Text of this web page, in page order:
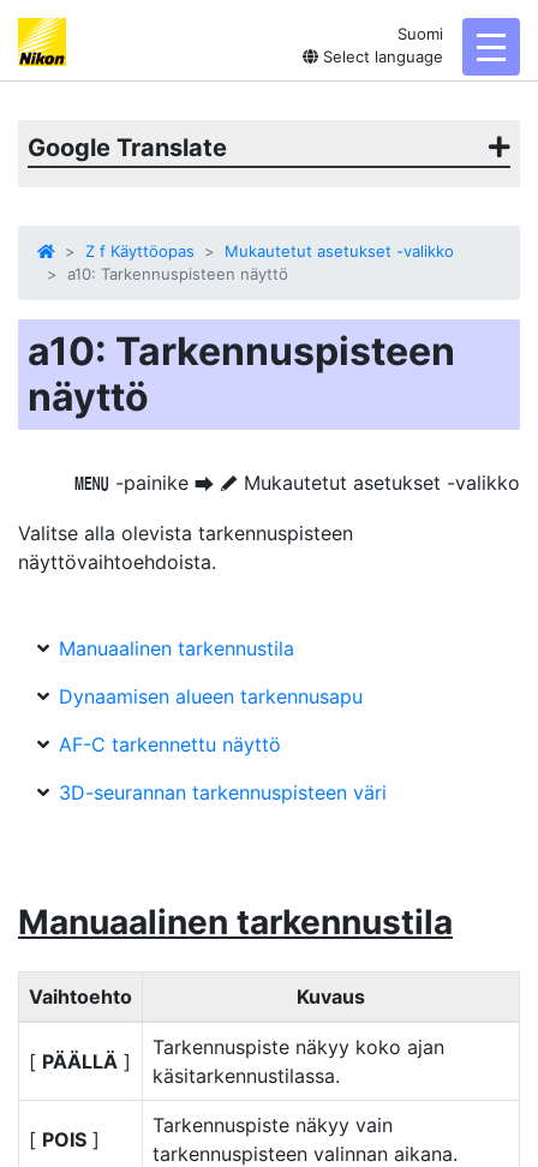
Suomi
Select language
Google Translate
Z f Käyttöopas
Mukautetut asetukset -valikko
a10: Tarkennuspisteen näyttö
a10: Tarkennuspisteen
näyttö
G -painike U A Mukautetut asetukset -valikko
Valitse alla olevista tarkennuspisteen
näyttövaihtoehdoista.
Manuaalinen tarkennustila
Dynaamisen alueen tarkennusapu
AF-C tarkennettu näyttö
3D-seurannan tarkennuspisteen väri
Manuaalinen tarkennustila
Vaihtoehto Kuvaus
[ PÄÄLLÄ ]
Tarkennuspiste näkyy koko ajan
käsitarkennustilassa.
[ POIS ]
Tarkennuspiste näkyy vain
tarkennuspisteen valinnan aikana.